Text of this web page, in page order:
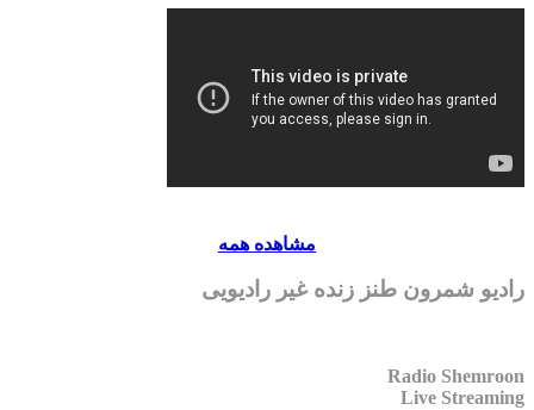
مشاهده همه
رادیو شمرون طنز زنده غیر رادیویی
Radio Shemroon
Live Streaming